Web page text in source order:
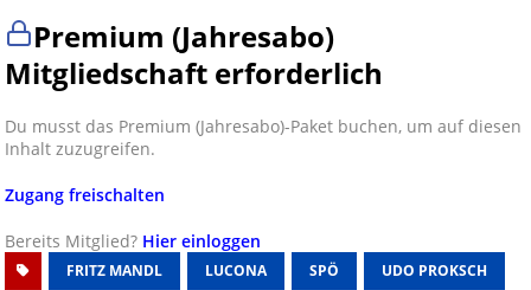
Premium (Jahresabo)
Mitgliedschaft erforderlich
Du musst das Premium (Jahresabo)-Paket buchen, um auf diesen
Inhalt zuzugreifen.
Zugang freischalten
Bereits Mitglied? Hier einloggen
FRITZ MANDL LUCONA SPÖ UDO PROKSCH